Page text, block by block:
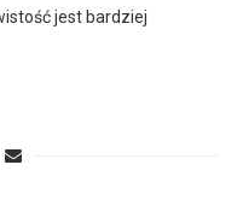
jest bardziej